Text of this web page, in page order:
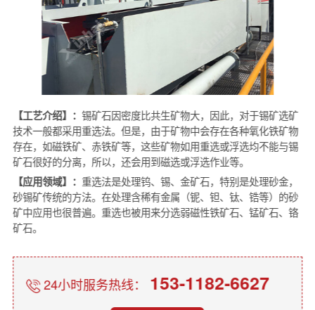
【工艺介绍】： 锡矿石因密度比共生矿物大，因此，对于锡矿选矿
技术一般都采用重选法。但是，由于矿物中会存在各种氧化铁矿物
存在，如磁铁矿、赤铁矿等，这些矿物如用重选或浮选均不能与锡
矿石很好的分离，所以，还会用到磁选或浮选作业等。
【应用领域】： 重选法是处理钨、锡、金矿石，特别是处理砂金，
砂锡矿传统的方法。在处理含稀有金属（铌、钽、钛、锆等）的砂
矿中应用也很普遍。重选也被用来分选弱磁性铁矿石、锰矿石、铬
矿石。
24小时服务热线： 153-1182-6627